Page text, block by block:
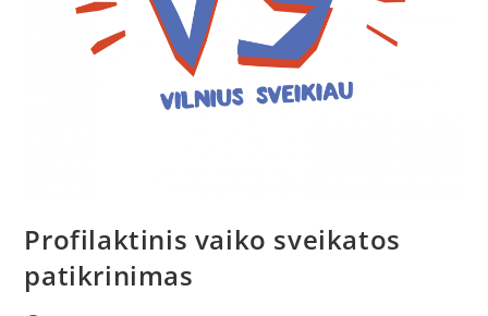
Profilaktinis vaiko sveikatos
patikrinimas